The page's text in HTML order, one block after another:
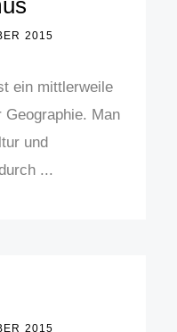
2015
ein mittlerweile
Man
und
...
2015